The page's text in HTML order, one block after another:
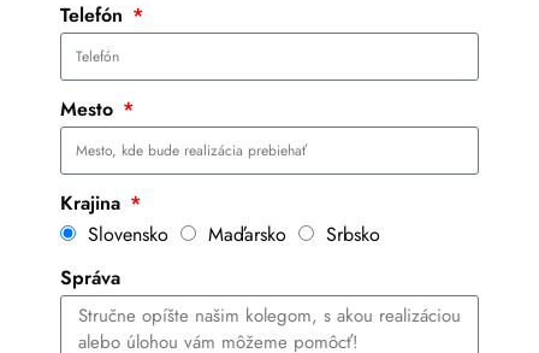
Telefón
Mesto
Krajina
Slovensko
Maďarsko
Srbsko
Správa